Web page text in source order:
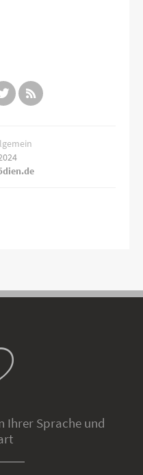
Ihrer Sprache und